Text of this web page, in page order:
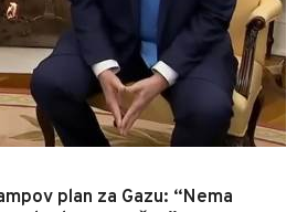
plan za Gazu: “Nema